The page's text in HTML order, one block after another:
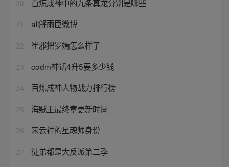
20 百炼成神中的九条真龙分别是哪些
21 all解雨臣微博
22 崔邪把罗嫣怎么样了
23 codm神话4升5要多少钱
24 百炼成神人物战力排行榜
25 海贼王最终章更新时间
26 宋云祥的星魂师身份
27
徒弟都是大反派第二季